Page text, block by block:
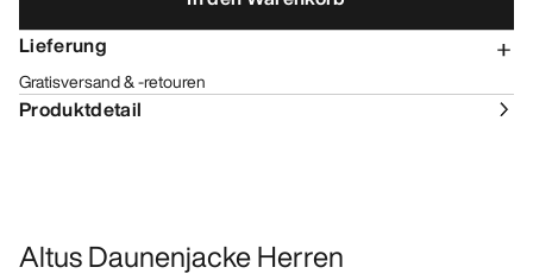
Lieferung
Gratisversand & -retouren
Produktdetail
Altus Daunenjacke Herren